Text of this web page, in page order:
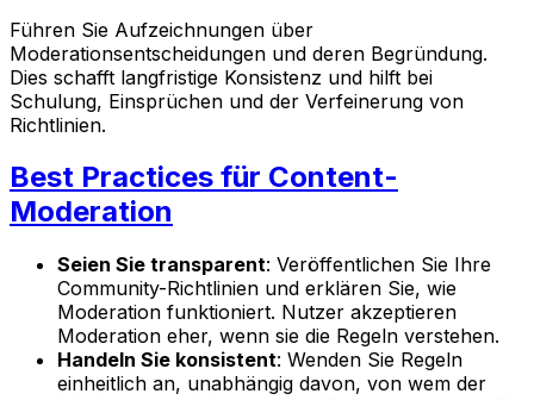
Führen Sie Aufzeichnungen über
Moderationsentscheidungen und deren Begründung.
Dies schafft langfristige Konsistenz und hilft bei
Schulung, Einsprüchen und der Verfeinerung von
Richtlinien.
Best Practices für Content-
Moderation
Seien Sie transparent: Veröffentlichen Sie Ihre
Community-Richtlinien und erklären Sie, wie
Moderation funktioniert. Nutzer akzeptieren
Moderation eher, wenn sie die Regeln verstehen.
Handeln Sie konsistent: Wenden Sie Regeln
einheitlich an, unabhängig davon, von wem der